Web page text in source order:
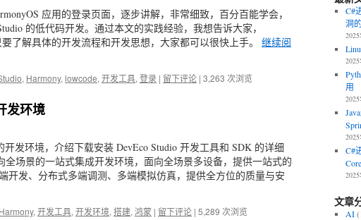
应用的登录页面，逐步讲解，非常细致，百分百能学会，
的低代码开发。通过本文的实践经验，我想告诉大家，
了解具体的开发流程和开发思想，大家都可以很快上手。 继续阅
, Harmony, lowcode, 开发工具, 登录 | 留下评论 | 3,263 次浏览
发环境
发环境，介绍下载安装 DevEco Studio 开发工具和 SDK 的详细
全场景的一站式集成开发环境，面向全场景多设备，提供一站式的
开发、分布式多端调测、多端模拟仿真，提供全方位的质量与安
, 开发工具, 开发环境, 搭建, 鸿蒙 | 留下评论 | 5,289 次浏览
C#
洞
用
C#
文章
AI